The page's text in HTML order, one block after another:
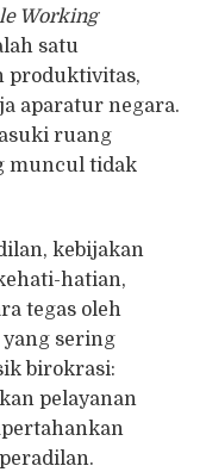
Working
satu
produktivitas,
aparatur negara.
ruang
muncul tidak
kebijakan
hatian,
tegas oleh
sering
birokrasi:
pelayanan